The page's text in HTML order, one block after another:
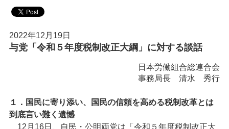
2022年12月19日
与党「令和５年度税制改正大綱」に対する談話
日本労働組合総連合会
事務局長 清水 秀行
１． 国民に寄り添い、国民の信頼を高める税制改革とは
到底言い難く遺憾
12月16日、自民・公明両党は「令和５年度税制改正大